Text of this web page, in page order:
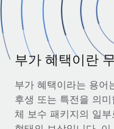
기록상 고용주
법인 설립 비용 없이
기록상 계약자
계약자 관리
전 세계 계약자의 온
국가별 정보
국가별 글로벌 채용
미국 주별 정보
미국 모든 주 전역에
Remote와 다른
다른 업체들과 비교
도구 및 계산기
오분류 리스크 평
국가별 직원 오분류
국가별 총 인건비 계
계약자 지급 계산
한국어
English
부가 혜택이란
부가 혜택이라는 용어
후생 또는 특전을 의
체 보수 패키지의 일